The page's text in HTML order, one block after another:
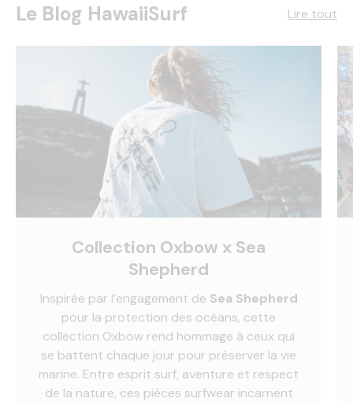
Le Blog HawaiiSurf Lire tout
Collection Oxbow x Sea
Shepherd
Inspirée par l’engagement de Sea Shepherd
pour la protection des océans, cette
collection Oxbow rend hommage à ceux qui
se battent chaque jour pour préserver la vie
marine. Entre esprit surf, aventure et respect
de la nature, ces pièces surfwear incarnent